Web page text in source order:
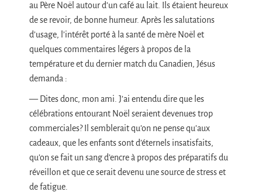
au Père Noël autour d’un café au lait. Ils étaient heureux
de se revoir, de bonne humeur. Après les salutations
d’usage, l’intérêt porté à la santé de mère Noël et
quelques commentaires légers à propos de la
température et du dernier match du Canadien, Jésus
demanda :
— Dites donc, mon ami. J’ai entendu dire que les
célébrations entourant Noël seraient devenues trop
commerciales? Il semblerait qu’on ne pense qu’aux
cadeaux, que les enfants sont d’éternels insatisfaits,
qu’on se fait un sang d’encre à propos des préparatifs du
réveillon et que ce serait devenu une source de stress et
de fatigue.